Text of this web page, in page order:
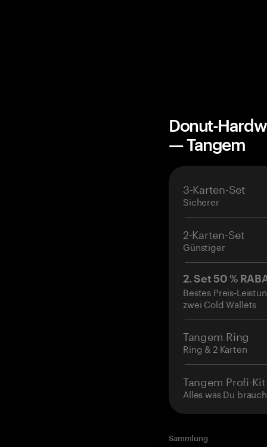
Donut-
— Tangem
3-Karten-Set
Sicherer
2-Karten-Set
Günstiger
2. Set 50 %
Bestes Preis-
zwei Cold Wallets
Tangem Ring
Ring & 2 Karten
Tangem Profi-Kit
Alles was Du
Sammlung